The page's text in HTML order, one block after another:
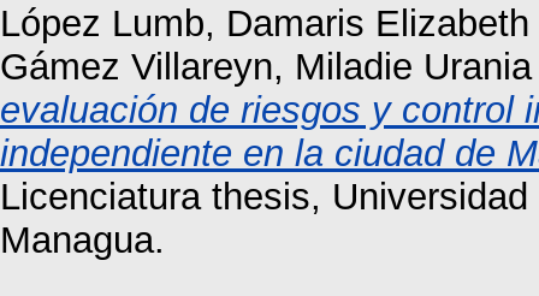
López Lumb, Damaris Elizabeth
Gámez Villareyn, Miladie Urania
evaluación de riesgos y control
independiente en la ciudad de
Licenciatura thesis,
Managua.